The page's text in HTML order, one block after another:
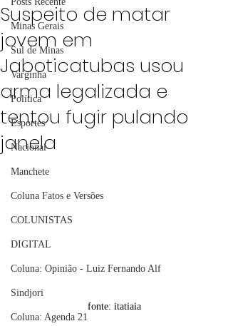
Minas Gerais
Sul de Minas
Varginha
Política
Esportes
Nacional
Manchete
Coluna Fatos e Versões
COLUNISTAS
DIGITAL
Coluna: Opinião - Luiz Fernando Alf
Sindjori
Coluna: Agenda 21
Suspeito de matar
jovem em
Jaboticatubas usou
arma legalizada e
tentou fugir pulando
janela
fonte: itatiaia